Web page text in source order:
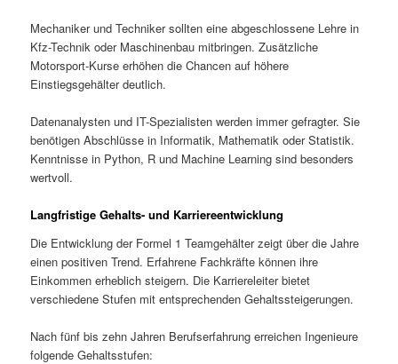
Mechaniker und Techniker sollten eine abgeschlossene Lehre in
Kfz-Technik oder Maschinenbau mitbringen. Zusätzliche
Motorsport-Kurse erhöhen die Chancen auf höhere
Einstiegsgehälter deutlich.
Datenanalysten und IT-Spezialisten werden immer gefragter. Sie
benötigen Abschlüsse in Informatik, Mathematik oder Statistik.
Kenntnisse in Python, R und Machine Learning sind besonders
wertvoll.
Langfristige Gehalts- und Karriereentwicklung
Die Entwicklung der Formel 1 Teamgehälter zeigt über die Jahre
einen positiven Trend. Erfahrene Fachkräfte können ihre
Einkommen erheblich steigern. Die Karriereleiter bietet
verschiedene Stufen mit entsprechenden Gehaltssteigerungen.
Nach fünf bis zehn Jahren Berufserfahrung erreichen Ingenieure
folgende Gehaltsstufen: